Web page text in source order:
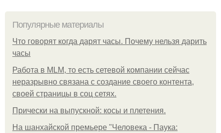
Популярные материалы
Что говорят когда дарят часы. Почему нельзя дарить
часы
Работа в MLM, то есть сетевой компании сейчас
неразрывно связана с создание своего контента,
своей страницы в соц сетях.
Прически на выпускной: косы и плетения.
На шанхайской премьере "Человека - Паука: